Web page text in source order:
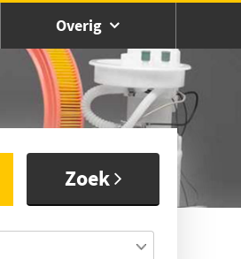
Overig
Zoek